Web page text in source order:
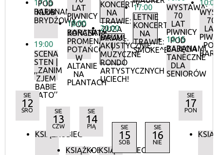
POD
BARANAMI
17:15
KLUB
BRYDŻOWY
19:00
SCENA
STEN |
,,ZANIM
ZJEM
BABIE
LATO’’
LAT
PIWNICY
POD
BARANAMI
18:00
KONCERTY
PROMENADOWE:
POTAŃCÓWKA
W
ALTANIE
NA
PLANTACH
KONCERTY
NA
TRAWIE:
ZUZA
BAUM
AKUSTYCZNIE
20:00
MRAU!
|
MUZYCZNE
RONDO
ARTYSTYCZNYCH
UCIECH!
17:00
LETNIE
KONCERTY
NA
TRAWIE:
SMOKE^BLUES
WYSTAWA:
70
LAT
PIWNICY
POD
BARANAMI
10:15
ZAJĘCIA
TANECZNE
DLA
SENIORÓW
10:00
70
LAT
SIE
12
ŚRO
KSIĄŻKOBIEG
SIE
13
CZW
KSIĄŻKOBIEG
SIE
14
PIĄ
KSIĄŻKOBIEG
SIE
15
SOB
SIE
16
NIE
SIE
17
PON